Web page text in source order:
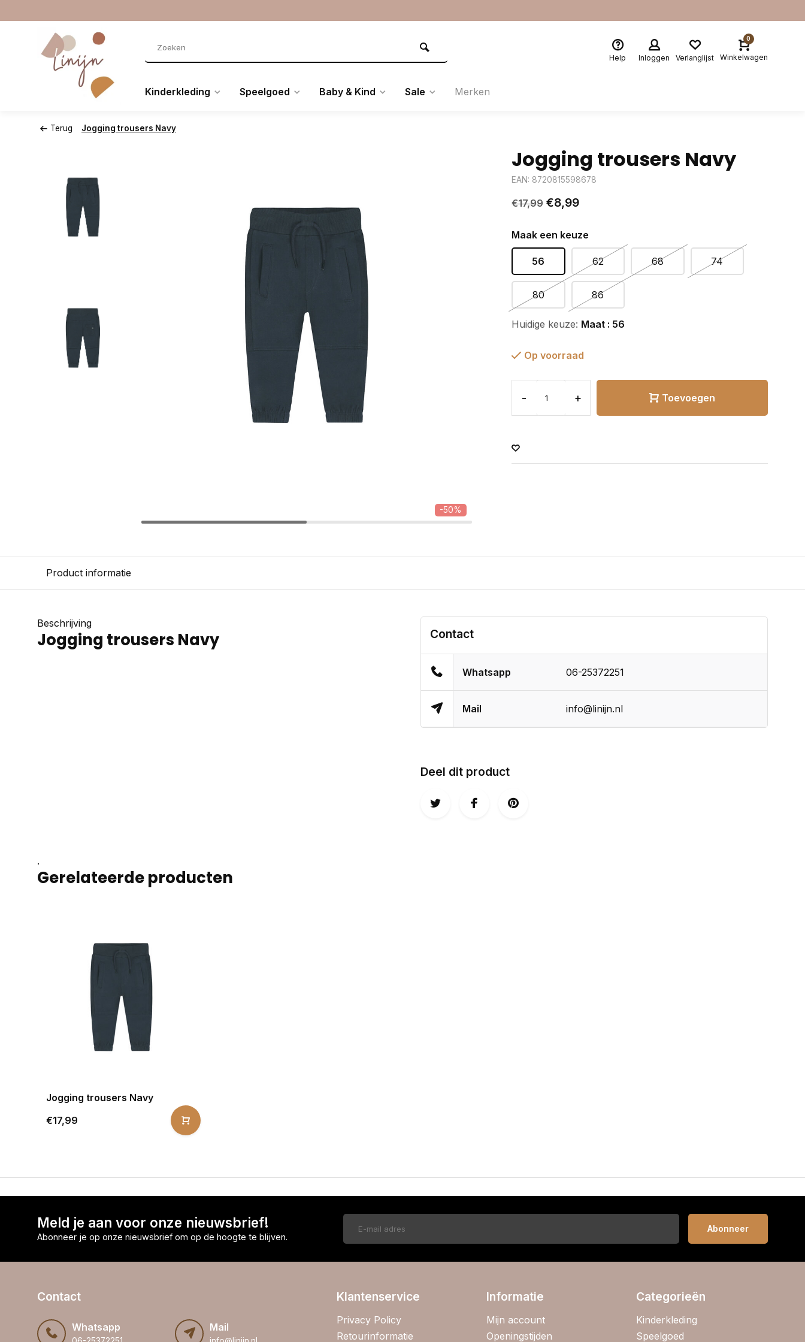
Help Inloggen Verlanglijst
0
Winkelwagen
Kinderkleding Speelgoed Baby & Kind Sale Merken
Terug Jogging trousers Navy
-50%
Jogging trousers Navy
EAN: 8720815598678
€17,99 €8,99
Maak een keuze
56 62 68 74
80 86
Huidige keuze: Maat : 56
Op voorraad
- + Toevoegen
Product informatie
Beschrijving
Jogging trousers Navy Contact
Whatsapp 06-25372251
Mail info@linijn.nl
Deel dit product
.
Gerelateerde producten
Jogging trousers Navy
€17,99
Meld je aan voor onze nieuwsbrief!
Abonneer je op onze nieuwsbrief om op de hoogte te blijven.
Abonneer
Contact
Whatsapp Mail
Klantenservice
Privacy Policy
Retourinformatie
Informatie
Mijn account
Openingstijden
Categorieën
Kinderkleding
Speelgoed